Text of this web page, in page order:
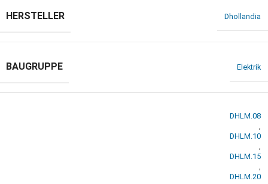
HERSTELLER Dhollandia
BAUGRUPPE Elektrik
DHLM.08
DHLM.10
DHLM.15
DHLM.20